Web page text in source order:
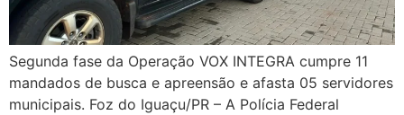
Segunda fase da Operação VOX INTEGRA cumpre 11
mandados de busca e apreensão e afasta 05 servidores
municipais. Foz do Iguaçu/PR – A Polícia Federal